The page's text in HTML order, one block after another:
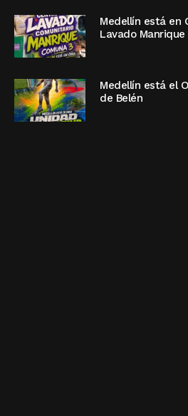
Medellín está en
Lavado Manrique
Medellín está el
de Belén